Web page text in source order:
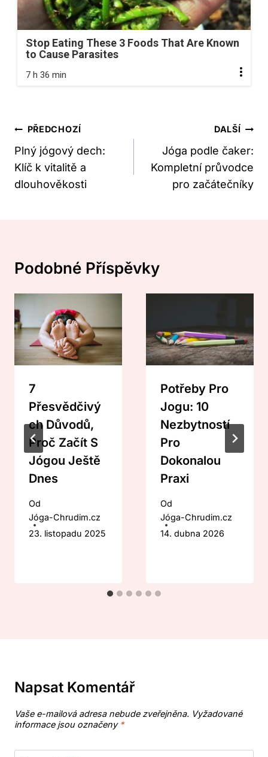
Stop Eating These 3 Foods That Are Known
to Cause Parasites
7 h 36 min
Navigace
Pro
Příspěvek
PŘEDCHOZÍ
Plný jógový dech:
Klíč k vitalitě a
dlouhověkosti
DALŠÍ
Jóga podle čaker:
Kompletní průvodce
pro začátečníky
Podobné Příspěvky
7
Přesvědčivý
Ch Důvodů,
Proč Začít S
Jógou Ještě
Dnes
Od
Jóga-Chrudim.cz
23. listopadu 2025
Potřeby Pro
Jogu: 10
Nezbytností
Pro
Dokonalou
Praxi
Od
Jóga-Chrudim.cz
14. dubna 2026
Napsat Komentář
Vaše e-mailová adresa nebude zveřejněna. Vyžadované
informace jsou označeny *